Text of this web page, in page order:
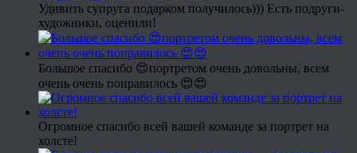
Удивить супруга подарком получилось))) Есть подруги-
художники, оценили!
Большое спасибо 😍портретом очень довольны, всем
очень очень понравилось 😍😍
Огромное спасибо всей вашей команде за портрет на
холсте!